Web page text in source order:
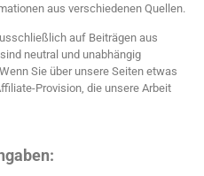
aus verschiedenen Quellen.
auf Beiträgen aus
neutral und unabhängig
Sie über unsere Seiten etwas
Provision, die unsere Arbeit